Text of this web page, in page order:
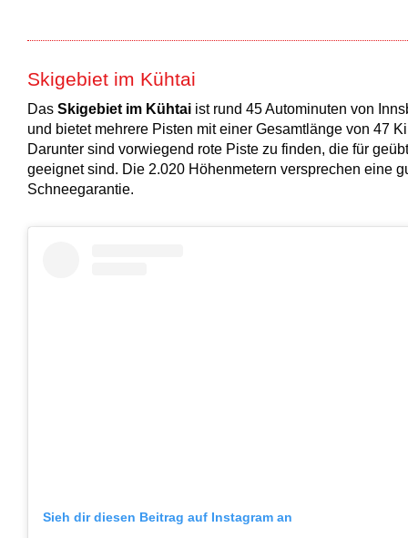
Skigebiet im Kühtai
Das Skigebiet im Kühtai ist rund 45 Autominuten von
und bietet mehrere Pisten mit einer Gesamtlänge von 47
Darunter sind vorwiegend rote Piste zu finden, die für
geeignet sind. Die 2.020 Höhenmetern versprechen eine
Schneegarantie.
Sieh dir diesen Beitrag auf Instagram an